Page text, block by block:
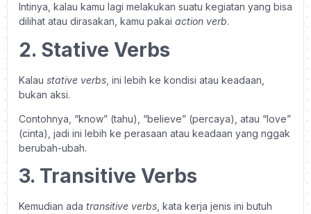
Intinya, kalau kamu lagi melakukan suatu kegiatan yang bisa
dilihat atau dirasakan, kamu pakai action verb.
2. Stative Verbs
Kalau stative verbs , ini lebih ke kondisi atau keadaan,
bukan aksi.
Contohnya, “know” (tahu), “believe” (percaya), atau “love”
(cinta), jadi ini lebih ke perasaan atau keadaan yang nggak
berubah-ubah.
3. Transitive Verbs
Kemudian ada transitive verbs , kata kerja jenis ini butuh